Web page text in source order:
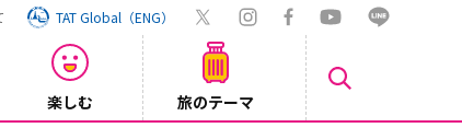
TAT Global（ENG）
楽しむ 旅のテーマ